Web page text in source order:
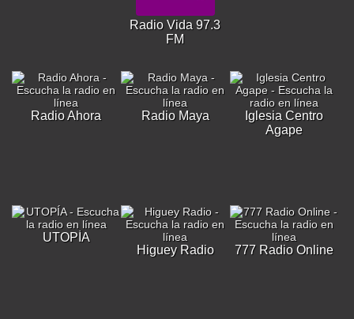
Radio Vida 97.3
FM
Radio Ahora Radio Maya
Iglesia Centro
Agape
UTOPÍA
Higuey Radio
777 Radio Online